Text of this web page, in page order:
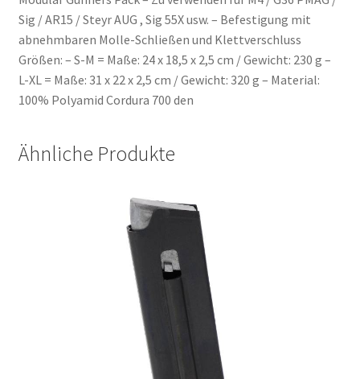
Sig / AR15 / Steyr AUG , Sig 55X usw. – Befestigung mit
abnehmbaren Molle-Schließen und Klettverschluss
Größen: – S-M = Maße: 24 x 18,5 x 2,5 cm / Gewicht: 230 g –
L-XL = Maße: 31 x 22 x 2,5 cm / Gewicht: 320 g – Material:
100% Polyamid Cordura 700 den
Ähnliche Produkte